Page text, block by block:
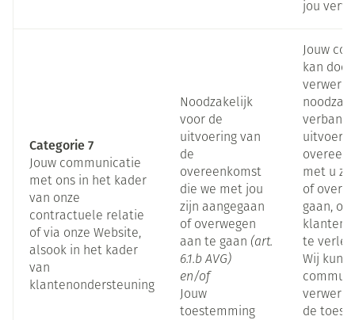
jou
Categorie 7
Jouw communicatie
met ons in het kader
van onze
contractuele relatie
of via onze Website,
alsook in het kader
van
klantenondersteuning
Noodzakelijk
voor de
uitvoering van
de
overeenkomst
die we met jou
zijn aangegaan
of overwegen
aan te gaan (art.
6.1.b AVG)
en/of
Jouw
toestemming
Jouw
kan
verband
met u
of
gaan, of
te
Wij
de